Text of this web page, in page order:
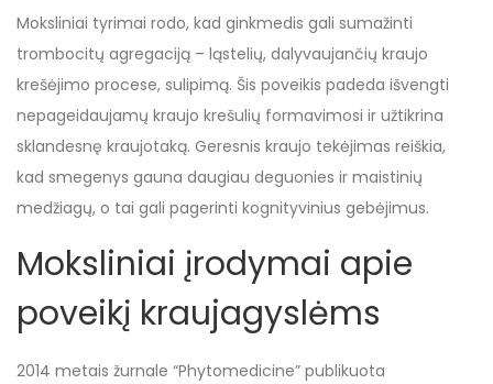
Moksliniai tyrimai rodo, kad ginkmedis gali sumažinti
trombocitų agregaciją – ląstelių, dalyvaujančių kraujo
krešėjimo procese, sulipimą. Šis poveikis padeda išvengti
nepageidaujamų kraujo krešulių formavimosi ir užtikrina
sklandesnę kraujotaką. Geresnis kraujo tekėjimas reiškia,
kad smegenys gauna daugiau deguonies ir maistinių
medžiagų, o tai gali pagerinti kognityvinius gebėjimus.
Moksliniai įrodymai apie
poveikį kraujagyslėms
2014 metais žurnale “Phytomedicine” publikuota